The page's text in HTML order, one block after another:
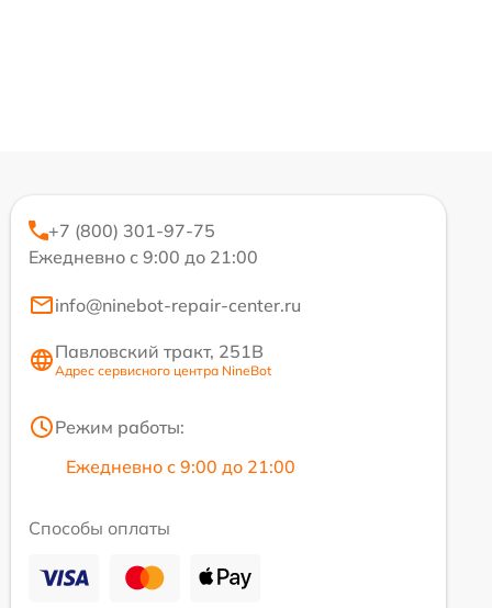
+7 (800) 301-97-75
Ежедневно с 9:00 до 21:00
info@ninebot-repair-center.ru
Павловский тракт, 251В
Адрес сервисного центра NineBot
Режим работы:
Ежедневно с 9:00 до 21:00
Способы оплаты